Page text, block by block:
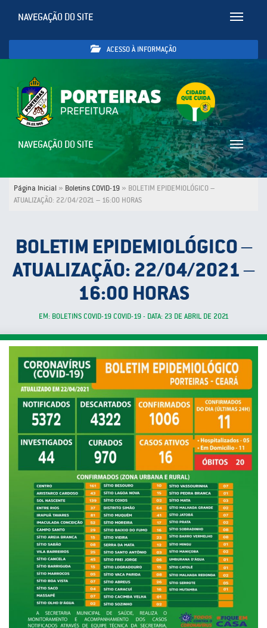
Toggle
NAVEGAÇÃO DO SITE
ACESSO À INFORMAÇÃO
Toggle
NAVEGAÇÃO DO SITE
Página Inicial » Boletins COVID-19 » BOLETIM EPIDEMIOLÓGICO –
ATUALIZAÇÃO: 22/04/2021 – 16:00 HORAS
BOLETIM EPIDEMIOLÓGICO –
ATUALIZAÇÃO: 22/04/2021 –
16:00 HORAS
EM: BOLETINS COVID-19 COVID-19 - DATA: 23 DE ABRIL DE 2021